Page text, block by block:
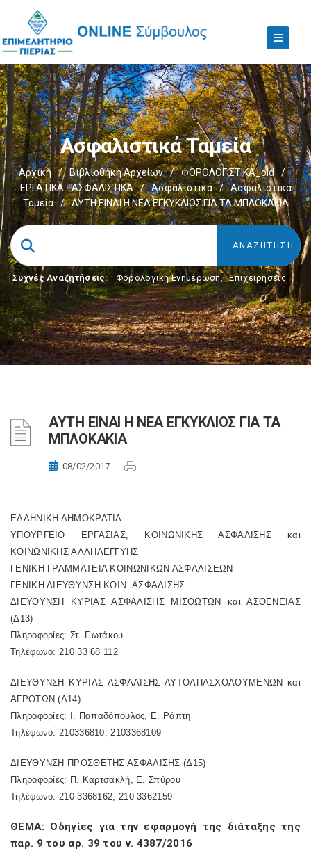
Ασφαλιστικά Ταμεία
Αρχική / Βιβλιοθήκη Αρχείων / ΦΟΡΟΛΟΓΙΣΤΙΚΑ_old
/
ΕΡΓΑΤΙΚΑ - ΑΣΦΑΛΙΣΤΙΚΑ
/ Ασφαλιστικά /
Ασφαλιστικά
Ταμεία
/ ΑΥΤΗ ΕΙΝΑΙ Η ΝΕΑ ΕΓΚΥΚΛΙΟΣ ΓΙΑ ΤΑ ΜΠΛΟΚΑΚΙΑ
Συχνές Αναζητήσεις: Φορολογικη Ενημέρωση, Επιχειρήσεις
ΑΥΤΗ ΕΙΝΑΙ Η ΝΕΑ ΕΓΚΥΚΛΙΟΣ ΓΙΑ ΤΑ
ΜΠΛΟΚΑΚΙΑ
08/02/2017
ΕΛΛΗΝΙΚΗ ΔΗΜΟΚΡΑΤΙΑ
ΥΠΟΥΡΓΕΙΟ ΕΡΓΑΣΙΑΣ, ΚΟΙΝΩΝΙΚΗΣ ΑΣΦΑΛΙΣΗΣ και
ΚΟΙΝΩΝΙΚΗΣ ΑΛΛΗΛΕΓΓΥΗΣ
ΓΕΝΙΚΗ ΓΡΑΜΜΑΤΕΙΑ ΚΟΙΝΩΝΙΚΩΝ ΑΣΦΑΛΙΣΕΩΝ
ΓΕΝΙΚΗ ΔΙΕΥΘΥΝΣΗ ΚΟΙΝ. ΑΣΦΑΛΙΣΗΣ
ΔΙΕΥΘΥΝΣΗ ΚΥΡΙΑΣ ΑΣΦΑΛΙΣΗΣ ΜΙΣΘΩΤΩΝ και ΑΣΘΕΝΕΙΑΣ
(Δ13)
Πληροφορίες: Στ. Γιωτάκου
Τηλέφωνο: 210 33 68 112
ΔΙΕΥΘΥΝΣΗ ΚΥΡΙΑΣ ΑΣΦΑΛΙΣΗΣ ΑΥΤΟΑΠΑΣΧΟΛΟΥΜΕΝΩΝ και
ΑΓΡΟΤΩΝ (Δ14)
Πληροφορίες: Ι. Παπαδόπουλος, Ε. Ράπτη
Τηλέφωνο: 210336810, 2103368109
ΔΙΕΥΘΥΝΣΗ ΠΡΟΣΘΕΤΗΣ ΑΣΦΑΛΙΣΗΣ (Δ15)
Πληροφορίες: Π. Καρτσακλή, Ε. Σπύρου
Τηλέφωνο: 210 3368162, 210 3362159
ΘΕΜΑ: Οδηγίες για την εφαρμογή της διάταξης της
παρ. 9 του αρ. 39 του ν. 4387/2016